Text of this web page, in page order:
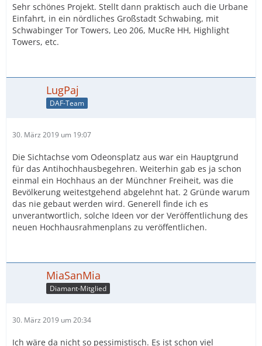
Sehr schönes Projekt. Stellt dann praktisch auch die Urbane
Einfahrt, in ein nördliches Großstadt Schwabing, mit
Schwabinger Tor Towers, Leo 206, MucRe HH, Highlight
Towers, etc.
LugPaj
DAF-Team
30. März 2019 um 19:07
Die Sichtachse vom Odeonsplatz aus war ein Hauptgrund
für das Antihochhausbegehren. Weiterhin gab es ja schon
einmal ein Hochhaus an der Münchner Freiheit, was die
Bevölkerung weitestgehend abgelehnt hat. 2 Gründe warum
das nie gebaut werden wird. Generell finde ich es
unverantwortlich, solche Ideen vor der Veröffentlichung des
neuen Hochhausrahmenplans zu veröffentlichen.
MiaSanMia
Diamant-Mitglied
30. März 2019 um 20:34
Ich wäre da nicht so pessimistisch. Es ist schon viel